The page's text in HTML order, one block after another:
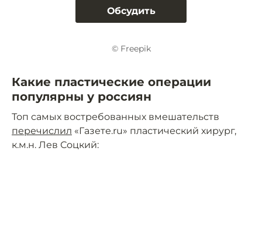
Обсудить
© Freepik
Какие пластические операции
популярны у россиян
Топ самых востребованных вмешательств
перечислил «Газете.ru» пластический хирург,
к.м.н. Лев Соцкий: